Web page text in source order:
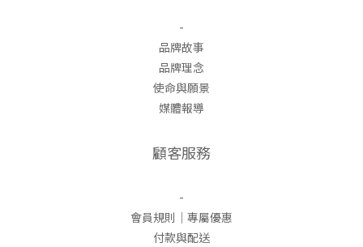
-
品牌故事
品牌理念
使命與願景
媒體報導
顧客服務
-
會員規則｜專屬優惠
付款與配送